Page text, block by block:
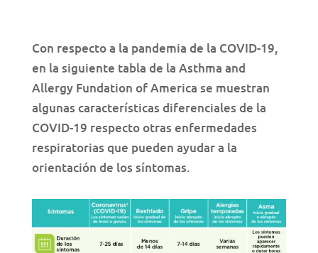
Con respecto a la pandemia de la COVID-19,
en la siguiente tabla de la Asthma and
Allergy Fundation of America se muestran
algunas características diferenciales de la
COVID-19 respecto otras enfermedades
respiratorias que pueden ayudar a la
orientación de los síntomas.